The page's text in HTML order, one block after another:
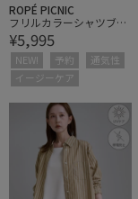
ROPÉ PICNIC
フリルカラーシャツブラ
ウス/UVケア・イージー
ケア・リンクコーデ
¥5,995
NEW! 予約
通気性
イージーケア